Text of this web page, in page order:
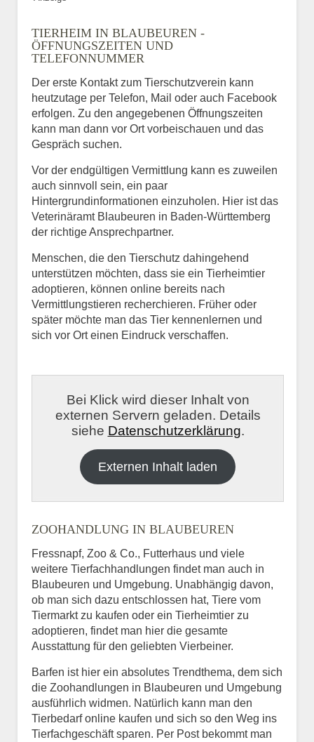
TIERHEIM IN BLAUBEUREN -
ÖFFNUNGSZEITEN UND
TELEFONNUMMER
Der erste Kontakt zum Tierschutzverein kann
heutzutage per Telefon, Mail oder auch Facebook
erfolgen. Zu den angegebenen Öffnungszeiten
kann man dann vor Ort vorbeischauen und das
Gespräch suchen.
Vor der endgültigen Vermittlung kann es zuweilen
auch sinnvoll sein, ein paar
Hintergrundinformationen einzuholen. Hier ist das
Veterinäramt Blaubeuren in Baden-Württemberg
der richtige Ansprechpartner.
Menschen, die den Tierschutz dahingehend
unterstützen möchten, dass sie ein Tierheimtier
adoptieren, können online bereits nach
Vermittlungstieren recherchieren. Früher oder
später möchte man das Tier kennenlernen und
sich vor Ort einen Eindruck verschaffen.
Bei Klick wird dieser Inhalt von
externen Servern geladen. Details
siehe Datenschutzerklärung.
Externen Inhalt laden
ZOOHANDLUNG IN BLAUBEUREN
Fressnapf, Zoo & Co., Futterhaus und viele
weitere Tierfachhandlungen findet man auch in
Blaubeuren und Umgebung. Unabhängig davon,
ob man sich dazu entschlossen hat, Tiere vom
Tiermarkt zu kaufen oder ein Tierheimtier zu
adoptieren, findet man hier die gesamte
Ausstattung für den geliebten Vierbeiner.
Barfen ist hier ein absolutes Trendthema, dem sich
die Zoohandlungen in Blaubeuren und Umgebung
ausführlich widmen. Natürlich kann man den
Tierbedarf online kaufen und sich so den Weg ins
Tierfachgeschäft sparen. Per Post bekommt man